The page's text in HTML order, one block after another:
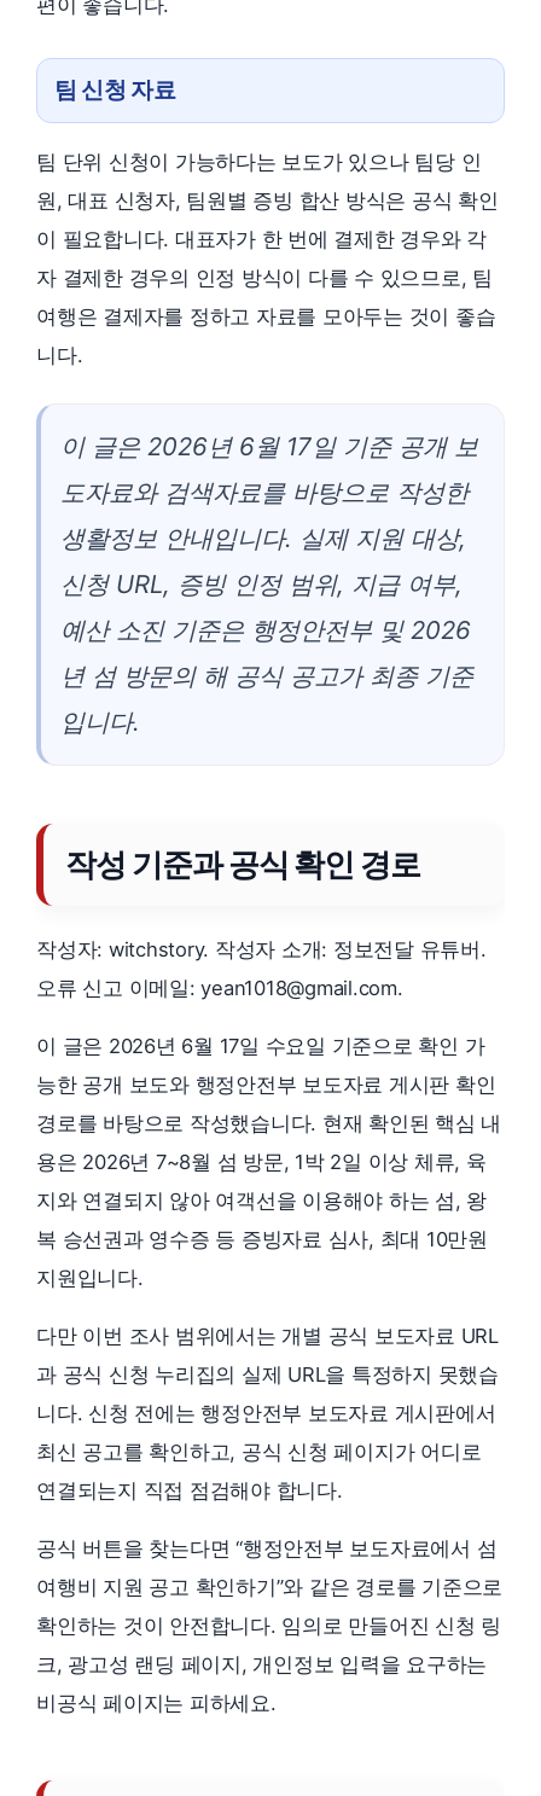
팀 신청 자료
팀 단위 신청이 가능하다는 보도가 있으나 팀당 인
원, 대표 신청자, 팀원별 증빙 합산 방식은 공식 확인
이 필요합니다. 대표자가 한 번에 결제한 경우와 각
자 결제한 경우의 인정 방식이 다를 수 있으므로, 팀
여행은 결제자를 정하고 자료를 모아두는 것이 좋습
니다.
이 글은 2026년 6월 17일 기준 공개 보
도자료와 검색자료를 바탕으로 작성한
생활정보 안내입니다. 실제 지원 대상,
신청 URL, 증빙 인정 범위, 지급 여부,
예산 소진 기준은 행정안전부 및 2026
년 섬 방문의 해 공식 공고가 최종 기준
입니다.
작성 기준과 공식 확인 경로
작성자: witchstory. 작성자 소개: 정보전달 유튜버.
오류 신고 이메일: yean1018@gmail.com.
이 글은 2026년 6월 17일 수요일 기준으로 확인 가
능한 공개 보도와 행정안전부 보도자료 게시판 확인
경로를 바탕으로 작성했습니다. 현재 확인된 핵심 내
용은 2026년 7~8월 섬 방문, 1박 2일 이상 체류, 육
지와 연결되지 않아 여객선을 이용해야 하는 섬, 왕
복 승선권과 영수증 등 증빙자료 심사, 최대 10만원
지원입니다.
다만 이번 조사 범위에서는 개별 공식 보도자료 URL
과 공식 신청 누리집의 실제 URL을 특정하지 못했습
니다. 신청 전에는 행정안전부 보도자료 게시판에서
최신 공고를 확인하고, 공식 신청 페이지가 어디로
연결되는지 직접 점검해야 합니다.
공식 버튼을 찾는다면 “행정안전부 보도자료에서 섬
여행비 지원 공고 확인하기”와 같은 경로를 기준으로
확인하는 것이 안전합니다. 임의로 만들어진 신청 링
크, 광고성 랜딩 페이지, 개인정보 입력을 요구하는
비공식 페이지는 피하세요.